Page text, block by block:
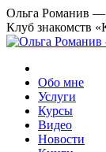
Перейти
к
содержанию
Ольга Романив —
Клуб знакомств
Обо мне
Услуги
Курсы
Видео
Новости